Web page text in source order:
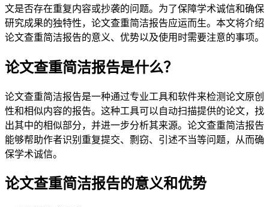
文是否存在重复内容或抄袭的问题。为了保障学术诚信和确保
研究成果的独特性，论文查重简洁报告应运而生。本文将介绍
论文查重简洁报告的意义、优势以及使用时需要注意的事项。
论文查重简洁报告是什么？
论文查重简洁报告是一种通过专业工具和软件来检测论文原创
性和相似内容的报告。这种工具可以自动扫描提供的论文，找
出其中的相似部分，并进一步分析其来源。论文查重简洁报告
能够帮助作者识别重复提交、剽窃、引述不当等问题，从而确
保学术诚信。
论文查重简洁报告的意义和优势